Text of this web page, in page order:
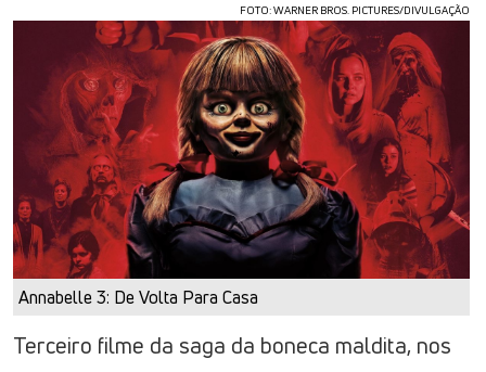
FOTO: WARNER BROS. PICTURES/DIVULGAÇÃO
Annabelle 3: De Volta Para Casa
Terceiro filme da saga da boneca maldita, nos